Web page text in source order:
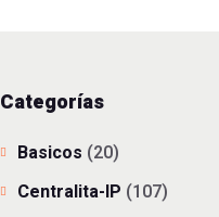
Categorías
Basicos (20)
Centralita-IP (107)